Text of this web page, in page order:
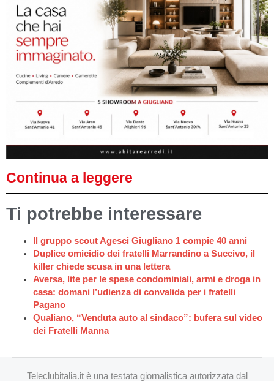
Continua a leggere
Ti potrebbe interessare
Il gruppo scout Agesci Giugliano 1 compie 40 anni
Duplice omicidio dei fratelli Marrandino a Succivo, il
killer chiede scusa in una lettera
Aversa, lite per le spese condominiali, armi e droga in
casa: domani l’udienza di convalida per i fratelli
Pagano
Qualiano, “Venduta auto al sindaco”: bufera sul video
dei Fratelli Manna
Teleclubitalia.it è una testata giornalistica autorizzata dal